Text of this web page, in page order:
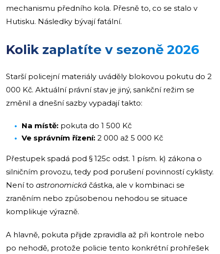
mechanismu předního kola. Přesně to, co se stalo v
Hutisku. Následky bývají fatální.
Kolik zaplatíte v sezoně 2026
Starší policejní materiály uváděly blokovou pokutu do 2
000 Kč. Aktuální právní stav je jiný, sankční režim se
změnil a dnešní sazby vypadají takto:
Na místě: pokuta do 1 500 Kč
Ve správním řízení: 2 000 až 5 000 Kč
Přestupek spadá pod § 125c odst. 1 písm. k) zákona o
silničním provozu, tedy pod porušení povinností cyklisty.
Není to astronomická částka, ale v kombinaci se
zraněním nebo způsobenou nehodou se situace
komplikuje výrazně.
A hlavně, pokuta přijde zpravidla až při kontrole nebo
po nehodě, protože policie tento konkrétní prohřešek